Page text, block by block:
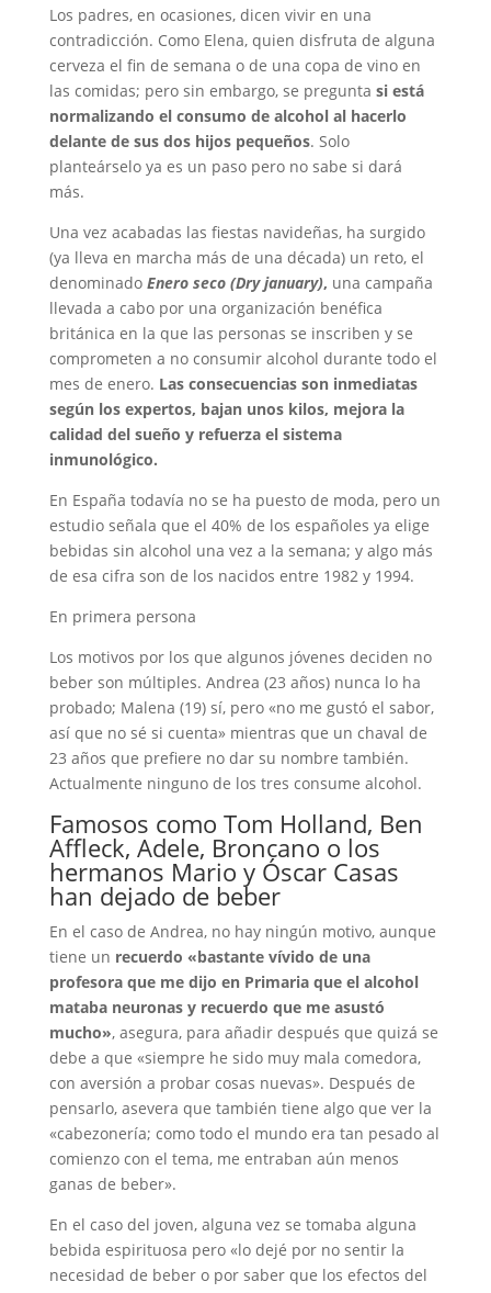
Los padres, en ocasiones, dicen vivir en una
contradicción. Como Elena, quien disfruta de alguna
cerveza el fin de semana o de una copa de vino en
las comidas; pero sin embargo, se pregunta si está
normalizando el consumo de alcohol al hacerlo
delante de sus dos hijos pequeños. Solo
planteárselo ya es un paso pero no sabe si dará
más.
Una vez acabadas las fiestas navideñas, ha surgido
(ya lleva en marcha más de una década) un reto, el
denominado Enero seco (Dry january), una campaña
llevada a cabo por una organización benéfica
británica en la que las personas se inscriben y se
comprometen a no consumir alcohol durante todo el
mes de enero. Las consecuencias son inmediatas
según los expertos, bajan unos kilos, mejora la
calidad del sueño y refuerza el sistema
inmunológico.
En España todavía no se ha puesto de moda, pero un
estudio señala que el 40% de los españoles ya elige
bebidas sin alcohol una vez a la semana; y algo más
de esa cifra son de los nacidos entre 1982 y 1994.
En primera persona
Los motivos por los que algunos jóvenes deciden no
beber son múltiples. Andrea (23 años) nunca lo ha
probado; Malena (19) sí, pero «no me gustó el sabor,
así que no sé si cuenta» mientras que un chaval de
23 años que prefiere no dar su nombre también.
Actualmente ninguno de los tres consume alcohol.
Famosos como Tom Holland, Ben
Affleck, Adele, Broncano o los
hermanos Mario y Óscar Casas
han dejado de beber
En el caso de Andrea, no hay ningún motivo, aunque
tiene un recuerdo «bastante vívido de una
profesora que me dijo en Primaria que el alcohol
mataba neuronas y recuerdo que me asustó
mucho», asegura, para añadir después que quizá se
debe a que «siempre he sido muy mala comedora,
con aversión a probar cosas nuevas». Después de
pensarlo, asevera que también tiene algo que ver la
«cabezonería; como todo el mundo era tan pesado al
comienzo con el tema, me entraban aún menos
ganas de beber».
En el caso del joven, alguna vez se tomaba alguna
bebida espirituosa pero «lo dejé por no sentir la
necesidad de beber o por saber que los efectos del